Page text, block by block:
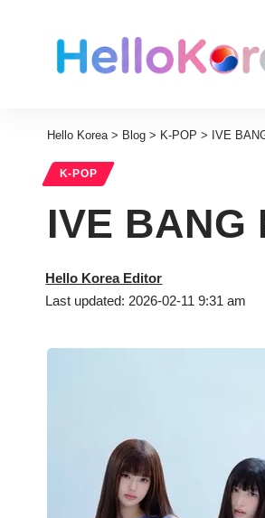
Hello Korea> Blog > K-POP > IVE
K-POP
IVE BANG
Last updated: 2026-02-11 9:31 am
Hello Korea Editor